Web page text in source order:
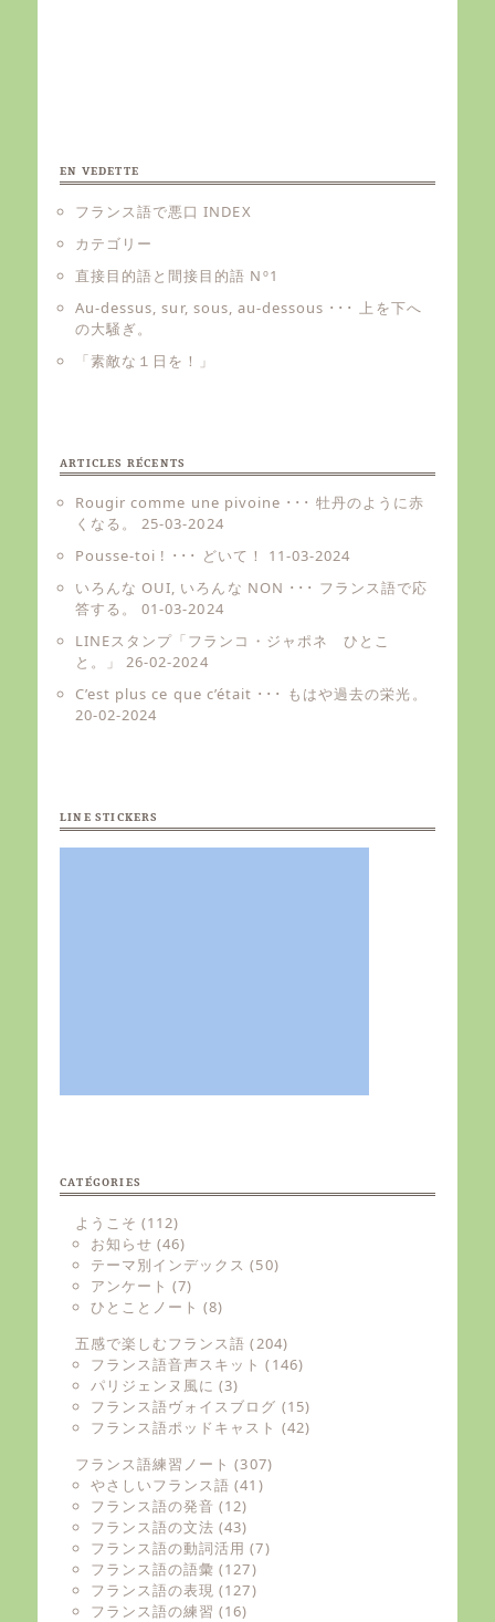
EN VEDETTE
フランス語で悪口 INDEX
カテゴリー
直接目的語と間接目的語 Nº1
Au-dessus, sur, sous, au-dessous ･･･ 上を下へ
の大騒ぎ。
「素敵な１日を！」
ARTICLES RÉCENTS
Rougir comme une pivoine ･･･ 牡丹のように赤
くなる。
25-03-2024
Pousse-toi ! ･･･ どいて！
11-03-2024
いろんな OUI, いろんな NON ･･･ フランス語で応
答する。
01-03-2024
LINEスタンプ「フランコ・ジャポネ ひとこ
と。」
26-02-2024
C’est plus ce que c’était ･･･ もはや過去の栄光。
20-02-2024
LINE STICKERS
CATÉGORIES
ようこそ (112)
お知らせ (46)
テーマ別インデックス (50)
アンケート (7)
ひとことノート (8)
五感で楽しむフランス語 (204)
フランス語音声スキット (146)
パリジェンヌ風に (3)
フランス語ヴォイスブログ (15)
フランス語ポッドキャスト (42)
フランス語練習ノート (307)
やさしいフランス語 (41)
フランス語の発音 (12)
フランス語の文法 (43)
フランス語の動詞活用 (7)
フランス語の語彙 (127)
フランス語の表現 (127)
フランス語の練習 (16)